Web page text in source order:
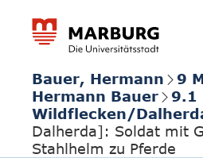
Bauer, Hermann
9
Hermann Bauer
9.1
Wildflecken/
Dalherda]: Soldat mit
Stahlhelm zu Pferde